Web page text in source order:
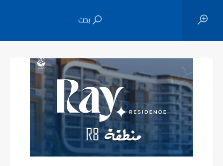
بحث